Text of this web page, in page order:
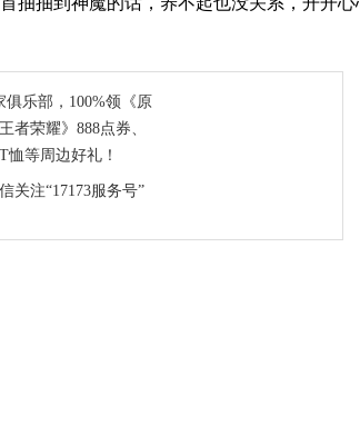
俱乐部，100%领《原
者荣耀》888点券、
恤等周边好礼！
关注“17173服务号”